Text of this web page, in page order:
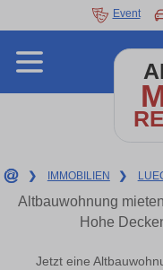
Event
❯ IMMOBILIEN ❯
Altbauwohnung
Hohe
Jetzt eine